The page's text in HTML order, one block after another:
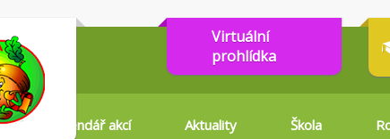
Virtuální
prohlídka
Kalendář akcí
Aktuality Škola